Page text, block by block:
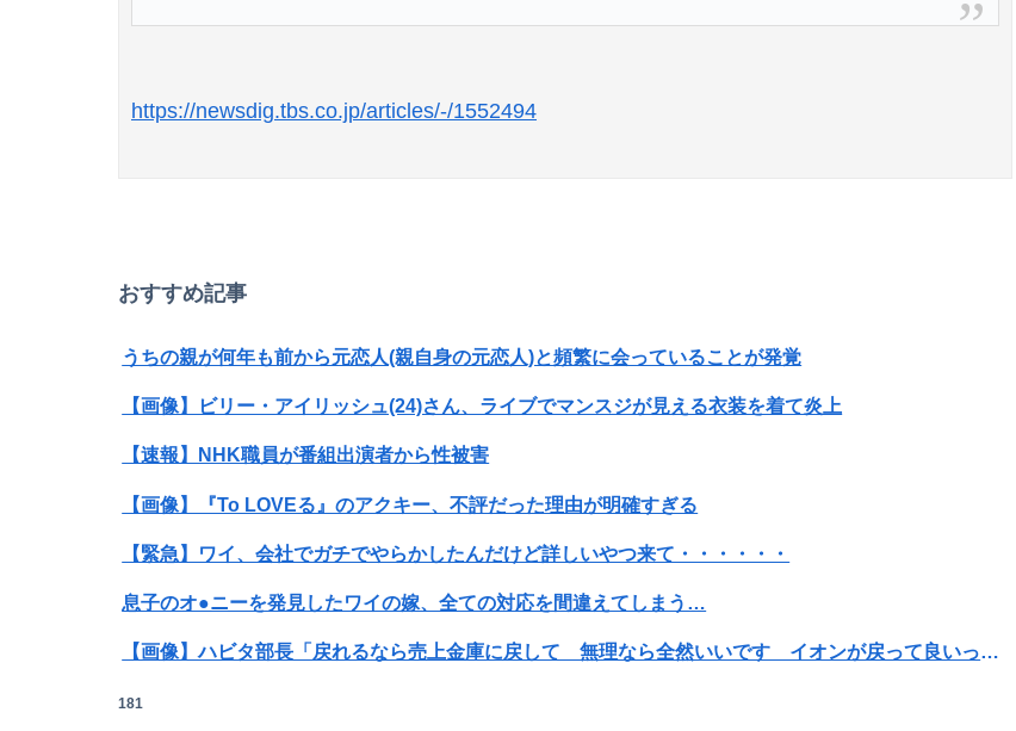
https://newsdig.tbs.co.jp/articles/-/1552494
おすすめ記事
うちの親が何年も前から元恋人(親自身の元恋人)と頻繁に会っていることが発覚
【画像】ビリー・アイリッシュ(24)さん、ライブでマンスジが見える衣装を着て炎上
【速報】NHK職員が番組出演者から性被害
【画像】『To LOVEる』のアクキー、不評だった理由が明確すぎる
【緊急】ワイ、会社でガチでやらかしたんだけど詳しいやつ来て・・・・・・
息子のオ●ニーを発見したワイの嫁、全ての対応を間違えてしまう…
【画像】ハビタ部長「戻れるなら売上金庫に戻して 無理なら全然いいです イオンが戻って良いって言わなきゃ入ったらダメです」
【悲報】イオンモールの通夜に来た幹部に遺族がブチ切れ
181